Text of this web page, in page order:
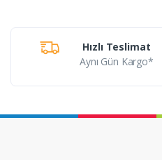
Hızlı Teslimat
Aynı Gün Kargo*